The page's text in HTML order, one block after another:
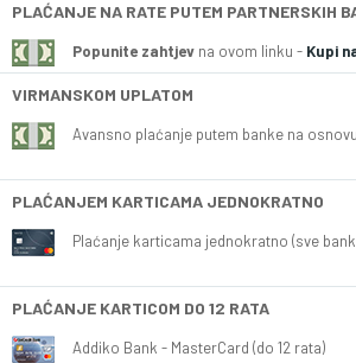
PLAĆANJE NA RATE PUTEM PARTNERSKIH
Popunite zahtjev na ovom linku - Kupi
VIRMANSKOM UPLATOM
Avansno plaćanje putem banke na
PLAĆANJEM KARTICAMA JEDNOKRATNO
Plaćanje karticama jednokratno (sve
PLAĆANJE KARTICOM DO 12 RATA
Addiko Bank - MasterCard (do 12 rata)